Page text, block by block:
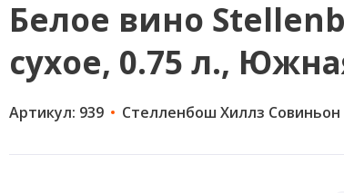
Белое вино
сухое, 0.75 л.,
Артикул: 939 Стелленбош Хиллз Совиньон